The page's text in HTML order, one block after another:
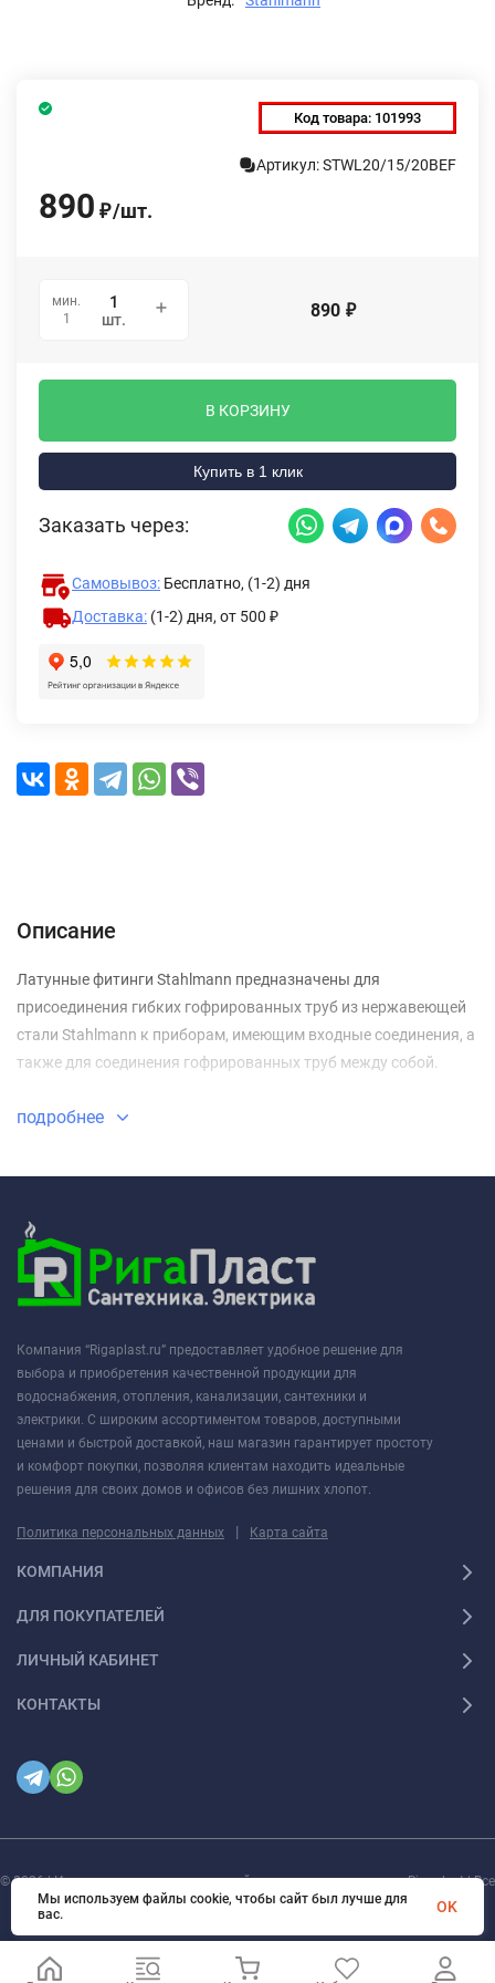
Код товара: 101993
Артикул: STWL20/15/20BEF
890 ₽/шт.
мин.
1
шт. 890 ₽
В КОРЗИНУ
Купить в 1 клик
Заказать через:
Самовывоз: Бесплатно, (1-2) дня
Доставка: (1-2) дня, от 500 ₽
Описание
Латунные фитинги Stahlmann предназначены для
присоединения гибких гофрированных труб из нержавеющей
стали Stahlmann к приборам, имеющим входные соединения, а
также для соединения гофрированных труб между собой.
подробнее
Компания “Rigaplast.ru” предоставляет удобное решение для
выбора и приобретения качественной продукции для
водоснабжения, отопления, канализации, сантехники и
электрики. С широким ассортиментом товаров, доступными
ценами и быстрой доставкой, наш магазин гарантирует простоту
и комфорт покупки, позволяя клиентам находить идеальные
решения для своих домов и офисов без лишних хлопот.
Политика персональных данных | Карта сайта
КОМПАНИЯ
ДЛЯ ПОКУПАТЕЛЕЙ
ЛИЧНЫЙ КАБИНЕТ
КОНТАКТЫ
© 2026 | Интернет магазин инженерной сантехники и электрики Rigaplast | Все
права защищены
Мы используем файлы cookie, чтобы сайт был лучше для
вас.
OK